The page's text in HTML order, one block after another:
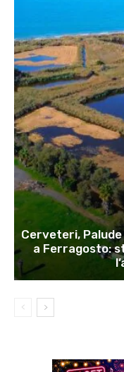
Cerveteri,
a Ferragosto: